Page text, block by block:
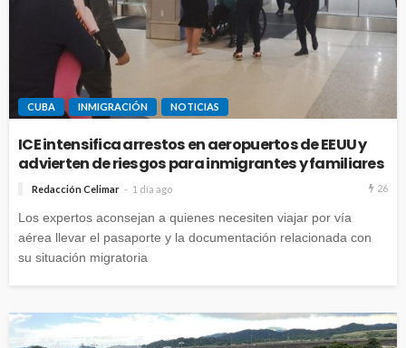
CUBA INMIGRACIÓN NOTICIAS
ICE intensifica arrestos en aeropuertos de EEUU y
advierten de riesgos para inmigrantes y familiares
Redacción Celimar 1 día ago 26
Los expertos aconsejan a quienes necesiten viajar por vía
aérea llevar el pasaporte y la documentación relacionada con
su situación migratoria